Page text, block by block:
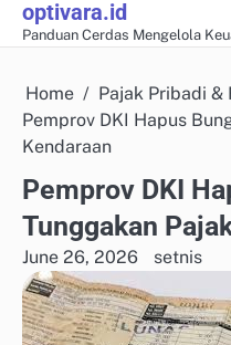
Skipoptivara.id
Panduan Cerdas Mengelola
Home
Pajak Pribadi &
Pemprov DKI Hapus
Kendaraan
Pemprov DKI
Tunggakan
June 26, 2026 setnis